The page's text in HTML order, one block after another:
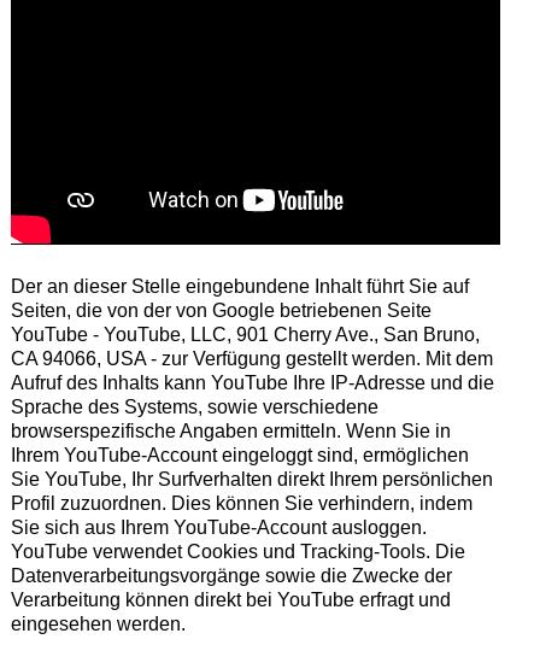
Der an dieser Stelle eingebundene Inhalt führt Sie auf
Seiten, die von der von Google betriebenen Seite
YouTube - YouTube, LLC, 901 Cherry Ave., San Bruno,
CA 94066, USA - zur Verfügung gestellt werden. Mit dem
Aufruf des Inhalts kann YouTube Ihre IP-Adresse und die
Sprache des Systems, sowie verschiedene
browserspezifische Angaben ermitteln. Wenn Sie in
Ihrem YouTube-Account eingeloggt sind, ermöglichen
Sie YouTube, Ihr Surfverhalten direkt Ihrem persönlichen
Profil zuzuordnen. Dies können Sie verhindern, indem
Sie sich aus Ihrem YouTube-Account ausloggen.
YouTube verwendet Cookies und Tracking-Tools. Die
Datenverarbeitungsvorgänge sowie die Zwecke der
Verarbeitung können direkt bei YouTube erfragt und
eingesehen werden.